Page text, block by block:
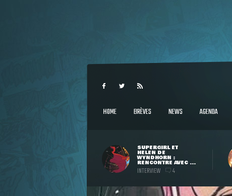
HOME BRÈVES NEWS AGENDA
SUPERGIRL ET
HELEN DE
WYNDHORN :
RENCONTRE AVEC ...
INTERVIEW 4